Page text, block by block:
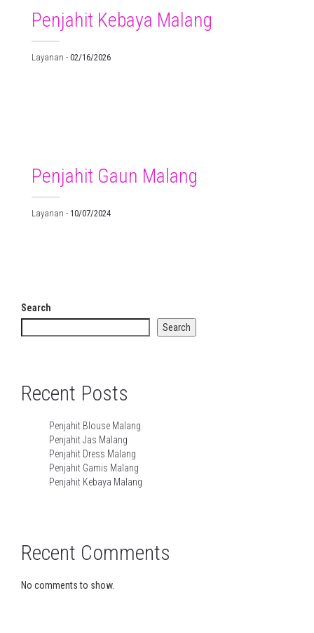
Penjahit Kebaya Malang
Layanan - 02/16/2026
Penjahit Gaun Malang
Layanan - 10/07/2024
Search
Search
Recent Posts
Penjahit Blouse Malang
Penjahit Jas Malang
Penjahit Dress Malang
Penjahit Gamis Malang
Penjahit Kebaya Malang
Recent Comments
No comments to show.